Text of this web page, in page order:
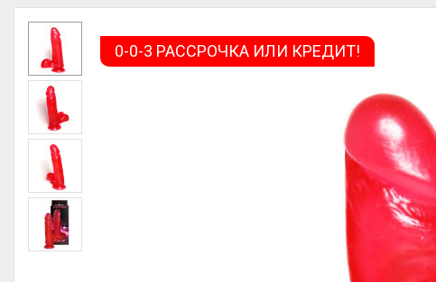
0-0-3 РАССРОЧКА ИЛИ КРЕДИТ!